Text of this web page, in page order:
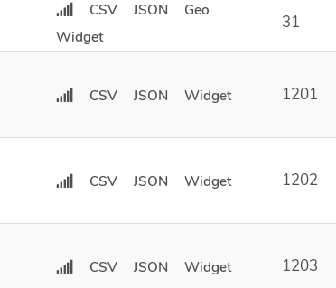
CSV JSON
Geo
Widget
31
CSV JSON Widget 1201
CSV JSON Widget 1202
CSV JSON Widget 1203